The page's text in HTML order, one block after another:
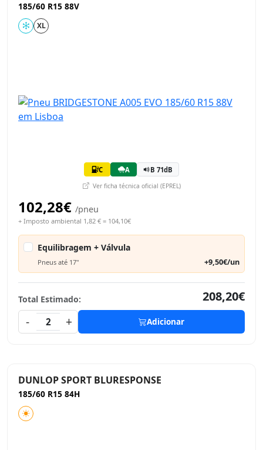
185/60 R15 88V
XL
C A B 71dB
Ver ficha técnica oficial (EPREL)
102,28€ /pneu
+ Imposto ambiental 1,82 € = 104,10€
Equilibragem + Válvula
Pneus até 17" +9,50€/un
Total Estimado:
208,20€
-
2 + Adicionar
DUNLOP SPORT BLURESPONSE
185/60 R15 84H